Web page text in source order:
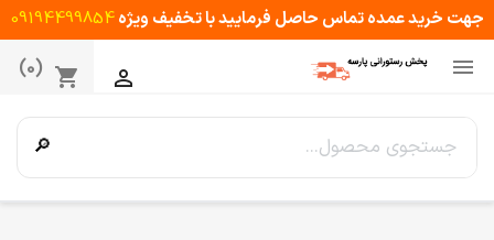
جهت خرید عمده تماس حاصل فرمایید با تخفیف ویژه09194499854

shopping_cart
(0) 
🔎